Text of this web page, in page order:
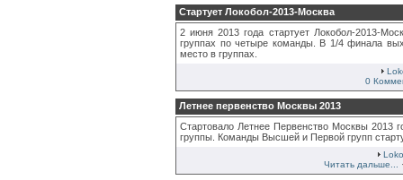
Стартует Локобол-2013-Москва
2 июня 2013 года стартует Локобол-2013-
группах по четыре команды. В 1/4 финала
место в группах.
0
Летнее первенство Москвы 2013
Стартовало Летнее Первенство Москвы 2013
группы. Команды Высшей и Первой групп
Читать дальше...